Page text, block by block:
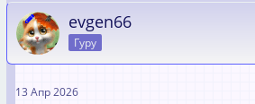
evgen66
Гуру
13 Апр 2026